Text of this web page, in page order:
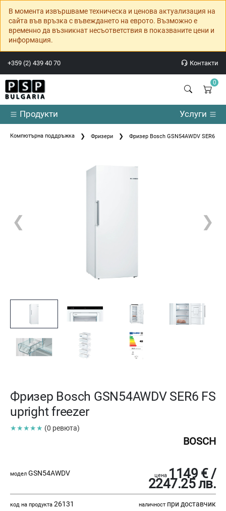
В момента извършваме техническа и ценова актуализация на
сайта във връзка с въвеждането на еврото. Възможно е
временно да възникнат несъответствия в показваните цени и
информация.
+359 (2) 439 40 70 Контакти
0
Продукти Услуги
Компютърна поддръжка Фризери Фризер Bosch GSN54AWDV SER6
❮ ❯
Фризер Bosch GSN54AWDV SER6 FS
upright freezer
★★★★★ (0 ревюта)
BOSCH
модел GSN54AWDV цена 1149 € /
2247.25 лв.
код на продукта 26131 наличност при доставчик